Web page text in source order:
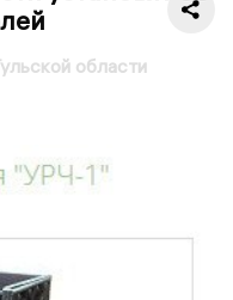
области